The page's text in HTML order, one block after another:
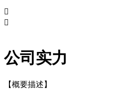


公司实力
【概要描述】